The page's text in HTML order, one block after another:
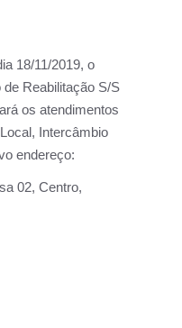
18/11/2019, o
Reabilitação S/S
os atendimentos
Intercâmbio
endereço:
02, Centro,